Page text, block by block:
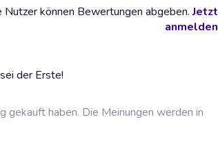
der Erste!
Nutzer können Bewertungen abgeben.Jetzt
anmelden
gekauft haben. Die Meinungen werden in